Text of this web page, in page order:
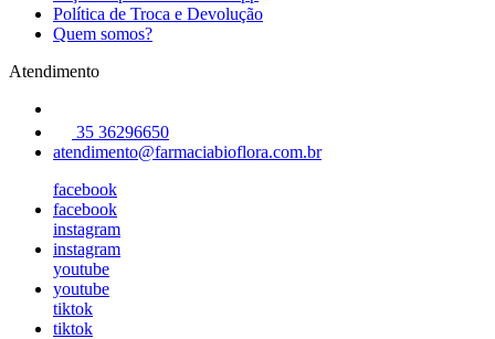
Política de Troca e Devolução
Quem somos?
Atendimento
35 36296650
atendimento@farmaciabioflora.com.br
facebook
facebook
instagram
instagram
youtube
youtube
tiktok
tiktok